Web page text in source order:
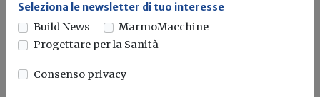
Iscriviti alla newsletter di
Build News
Rimani aggiornato sulle ultime
novità in campo di efficienza
Seleziona le newsletter di tuo interesse
Build News
MarmoMacchine
Progettare per la Sanità
Consenso privacy